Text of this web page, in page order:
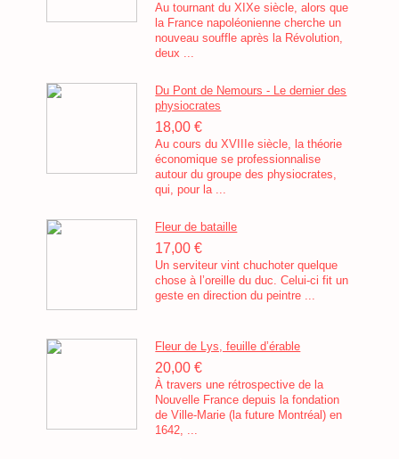
Au tournant du XIXe siècle, alors que
la France napoléonienne cherche un
nouveau souffle après la Révolution,
deux ...
Du Pont de Nemours - Le dernier des
physiocrates
18,00 €
Au cours du XVIIIe siècle, la théorie
économique se professionnalise
autour du groupe des physiocrates,
qui, pour la ...
Fleur de bataille
17,00 €
Un serviteur vint chuchoter quelque
chose à l’oreille du duc. Celui-ci fit un
geste en direction du peintre ...
Fleur de Lys, feuille d’érable
20,00 €
À travers une rétrospective de la
Nouvelle France depuis la fondation
de Ville-Marie (la future Montréal) en
1642, ...